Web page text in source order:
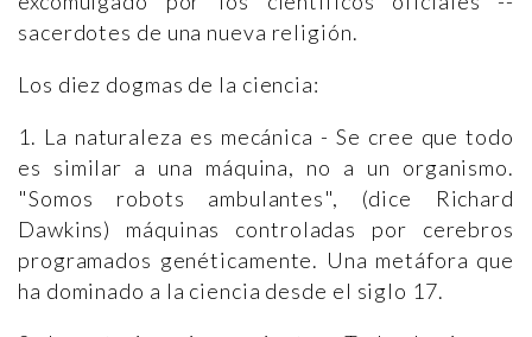
sacerdotes de una nueva religión.
Los diez dogmas de la ciencia:
1. La naturaleza es mecánica - Se cree que todo
es similar a una máquina, no a un organismo.
"Somos robots ambulantes", (dice Richard
Dawkins) máquinas controladas por cerebros
programados genéticamente. Una metáfora que
ha dominado a la ciencia desde el siglo 17.